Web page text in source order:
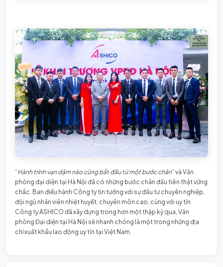
“Hành trình vạn dặm nào cũng bắt đầu từ một bước chân” và Văn
phòng đại diện tại Hà Nội đã có những bước chân đầu tiên thật vững
chắc. Ban điều hành Công ty tin tưởng với sự đầu tư chuyên nghiệp,
đội ngũ nhân viên nhiệt huyết, chuyên môn cao, cùng với uy tín
Công ty ASHICO đã xây dựng trong hơn một thập kỷ qua, Văn
phòng Đại diện tại Hà Nội sẽ nhanh chóng là một trong những địa
chỉ xuất khẩu lao động uy tín tại Việt Nam.